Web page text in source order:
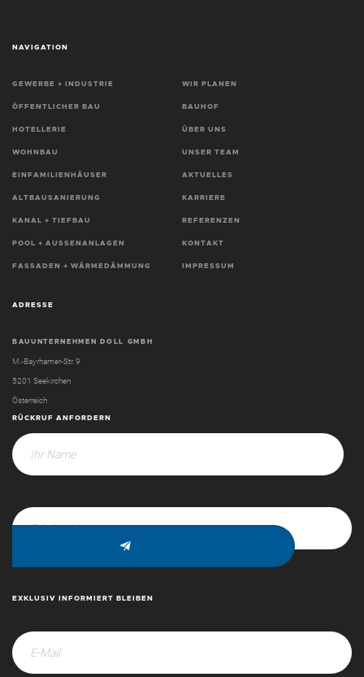
NAVIGATION
GEWERBE + INDUSTRIE
ÖFFENTLICHER BAU
HOTELLERIE
WOHNBAU
EINFAMILIENHÄUSER
ALTBAUSANIERUNG
KANAL + TIEFBAU
POOL + AUSSENANLAGEN
FASSADEN + WÄRMEDÄMMUNG
WIR PLANEN
BAUHOF
ÜBER UNS
UNSER TEAM
AKTUELLES
KARRIERE
REFERENZEN
KONTAKT
IMPRESSUM
ADRESSE
BAUUNTERNEHMEN DOLL GMBH
M.-Bayrhamer-Str. 9
5201 Seekirchen
Österreich
RÜCKRUF ANFORDERN
EXKLUSIV INFORMIERT BLEIBEN